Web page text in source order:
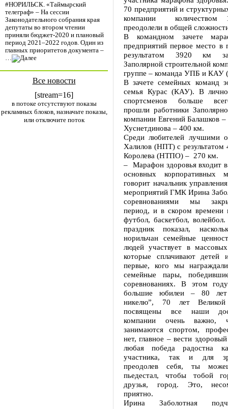
#НОРИЛЬСК. «Таймырский
телеграф» – На сессии
Законодательного собрания края
депутаты во втором чтении
приняли бюджет-2020 и плановый
период 2021–2022 годов. Один из
главных приоритетов документа –
…
Все новости
[stream=16]
в потоке отсутствуют показы
рекламных блоков, назначьте показы,
или отключите поток
70 предприятий и
компании количеством
преодолели в общей
В командном зачете
предприятий первое место в
результатом 3920 км
Заполярной строительной
группе – команда УПБ и КАУ
В зачете семейных команд
семья Курас (КАУ). В
спортсменов больше
прошли работники
компании Евгений Балашков
Хуснетдинова – 400 км.
Среди любителей лучшими
Халилов (НПТ) с результатом
Королева (НТПО) – 270 км.
– Марафон здоровья входит
основных корпоративных
говорит начальник
мероприятий ГМК Ирина
соревнованиями мы
период, и в скором времени
футбол, баскетбол,
праздник показал,
норильчан семейные
людей участвует в
которые сплачивают детей
первые, кого мы
семейные пары,
соревнованиях. В этом
большие юбилеи – 80 лет
никелю”, 70 лет
посвящены все наши
компании очень важно,
занимаются спортом,
нет, главное – вести
любая победа радостна
участника, так и для
преодолев себя, ты
пьедестал, чтобы тобой
друзья, город. Это,
приятно.
Ирина Заболотная